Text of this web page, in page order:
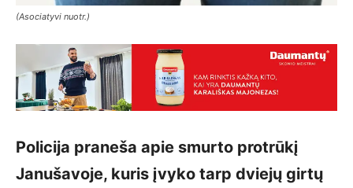
(Asociatyvi nuotr.)
Policija praneša apie smurto protrūkį
Janušavoje, kuris įvyko tarp dviejų girtų